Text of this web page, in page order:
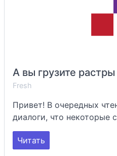
Fresh
Привет! В очередных
диалоги, что некоторые
Читать